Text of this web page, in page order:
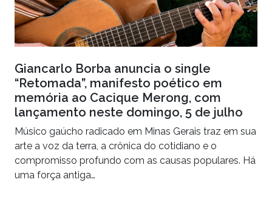
Giancarlo Borba anuncia o single
“Retomada”, manifesto poético em
memória ao Cacique Merong, com
lançamento neste domingo, 5 de julho
Músico gaúcho radicado em Minas Gerais traz em sua
arte a voz da terra, a crônica do cotidiano e o
compromisso profundo com as causas populares. Há
uma força antiga…